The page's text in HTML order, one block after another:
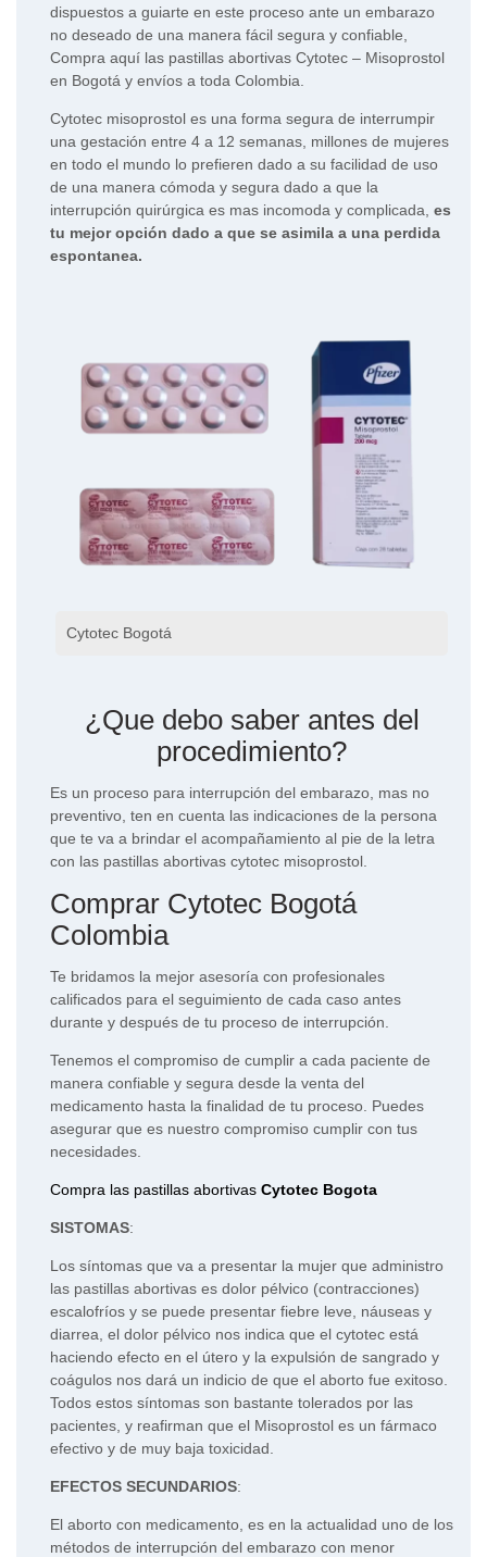
dispuestos a guiarte en este proceso ante un embarazo
no deseado de una manera fácil segura y confiable,
Compra aquí las pastillas abortivas Cytotec – Misoprostol
en Bogotá y envíos a toda Colombia.
Cytotec misoprostol es una forma segura de interrumpir
una gestación entre 4 a 12 semanas, millones de mujeres
en todo el mundo lo prefieren dado a su facilidad de uso
de una manera cómoda y segura dado a que la
interrupción quirúrgica es mas incomoda y complicada, es
tu mejor opción dado a que se asimila a una perdida
espontanea.
Cytotec Bogotá
¿Que debo saber antes del
procedimiento?
Es un proceso para interrupción del embarazo, mas no
preventivo, ten en cuenta las indicaciones de la persona
que te va a brindar el acompañamiento al pie de la letra
con las pastillas abortivas cytotec misoprostol.
Comprar Cytotec Bogotá
Colombia
Te bridamos la mejor asesoría con profesionales
calificados para el seguimiento de cada caso antes
durante y después de tu proceso de interrupción.
Tenemos el compromiso de cumplir a cada paciente de
manera confiable y segura desde la venta del
medicamento hasta la finalidad de tu proceso. Puedes
asegurar que es nuestro compromiso cumplir con tus
necesidades.
Compra las pastillas abortivas Cytotec Bogota
SISTOMAS:
Los síntomas que va a presentar la mujer que administro
las pastillas abortivas es dolor pélvico (contracciones)
escalofríos y se puede presentar fiebre leve, náuseas y
diarrea, el dolor pélvico nos indica que el cytotec está
haciendo efecto en el útero y la expulsión de sangrado y
coágulos nos dará un indicio de que el aborto fue exitoso.
Todos estos síntomas son bastante tolerados por las
pacientes, y reafirman que el Misoprostol es un fármaco
efectivo y de muy baja toxicidad.
EFECTOS SECUNDARIOS:
El aborto con medicamento, es en la actualidad uno de los
métodos de interrupción del embarazo con menor